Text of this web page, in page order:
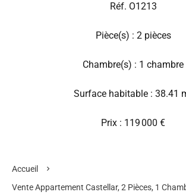
Réf. O1213
Pièce(s) : 2 pièces
Chambre(s) : 1 chambre
Surface habitable : 38.41
Prix : 119 000 €
Accueil
Vente Appartement Castellar, 2 Pièces, 1